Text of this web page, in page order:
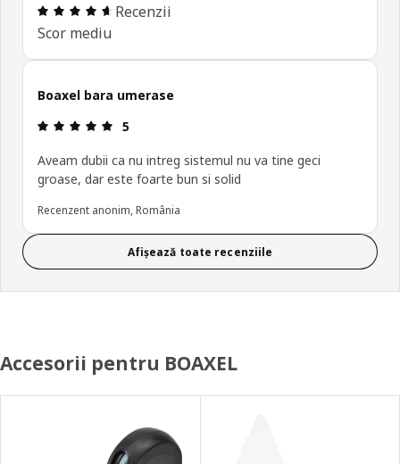
Prezentare generală: 4.6 din 5 stele Total
Scor mediu
Recenzii
Boaxel bara umerase
Prezentare generală: 5 din 5 stele
5
Aveam dubii ca nu intreg sistemul nu va tine geci
groase, dar este foarte bun si solid
Recenzent anonim, România
Afișează toate recenziile
Accesorii pentru BOAXEL